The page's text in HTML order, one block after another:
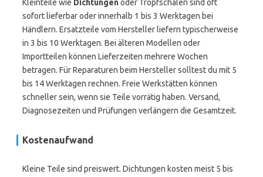
Kleinteile wie Dichtungenoder Tropfschalen sind oft
sofort lieferbar oder innerhalb 1 bis 3 Werktagen bei
Händlern. Ersatzteile vom Hersteller liefern typischerweise
in 3 bis 10 Werktagen. Bei älteren Modellen oder
Importteilen können Lieferzeiten mehrere Wochen
betragen. Für Reparaturen beim Hersteller solltest du mit 5
bis 14 Werktagen rechnen. Freie Werkstätten können
schneller sein, wenn sie Teile vorrätig haben. Versand,
Diagnosezeiten und Prüfungen verlängern die Gesamtzeit.
Kostenaufwand
Kleine Teile sind preiswert. Dichtungen kosten meist 5 bis